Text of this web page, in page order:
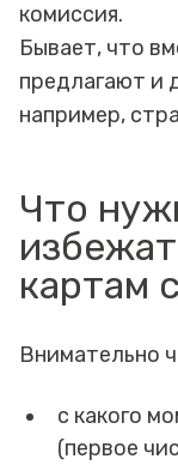
комиссия.
Бывает, что
предлагают и
например,
Что
картам
Внимательно
с какого
(первое